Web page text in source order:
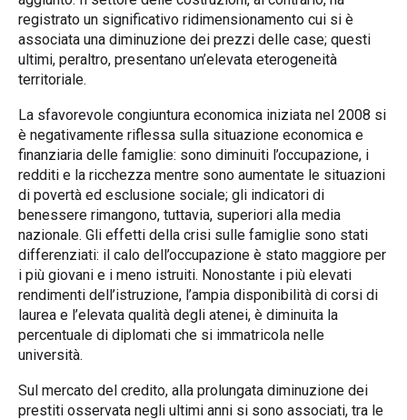
registrato un significativo ridimensionamento cui si è
associata una diminuzione dei prezzi delle case; questi
ultimi, peraltro, presentano un’elevata eterogeneità
territoriale.
La sfavorevole congiuntura economica iniziata nel 2008 si
è negativamente riflessa sulla situazione economica e
finanziaria delle famiglie: sono diminuiti l’occupazione, i
redditi e la ricchezza mentre sono aumentate le situazioni
di povertà ed esclusione sociale; gli indicatori di
benessere rimangono, tuttavia, superiori alla media
nazionale. Gli effetti della crisi sulle famiglie sono stati
differenziati: il calo dell’occupazione è stato maggiore per
i più giovani e i meno istruiti. Nonostante i più elevati
rendimenti dell’istruzione, l’ampia disponibilità di corsi di
laurea e l’elevata qualità degli atenei, è diminuita la
percentuale di diplomati che si immatricola nelle
università.
Sul mercato del credito, alla prolungata diminuzione dei
prestiti osservata negli ultimi anni si sono associati, tra le